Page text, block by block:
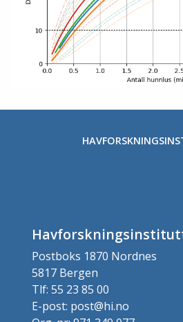
Postboks 1870 Nordnes
5817 Bergen
Tlf: 55 23 85 00
E-post: post@hi.no